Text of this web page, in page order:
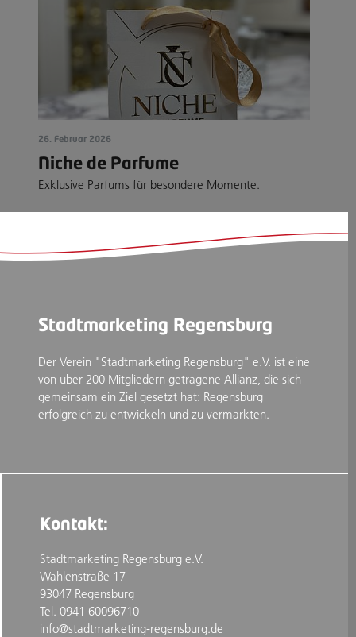
26. Februar 2026
Niche de Parfume
Exklusive Parfums für besondere Momente.
Stadtmarketing Regensburg
Der Verein "Stadtmarketing Regensburg" e.V. ist eine
von über 200 Mitgliedern getragene Allianz, die sich
gemeinsam ein Ziel gesetzt hat: Regensburg
erfolgreich zu entwickeln und zu vermarkten.
Kontakt:
Stadtmarketing Regensburg e.V.
Wahlenstraße 17
93047 Regensburg
Tel. 0941 60096710
info@stadtmarketing-regensburg.de